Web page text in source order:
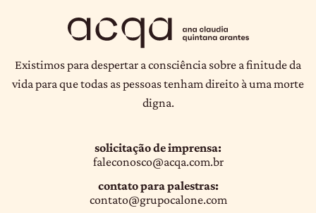
Existimos para despertar a consciência sobre a finitude da
vida para que todas as pessoas tenham direito à uma morte
digna.
solicitação de imprensa:
faleconosco@acqa.com.br
contato para palestras:
contato@grupocalone.com